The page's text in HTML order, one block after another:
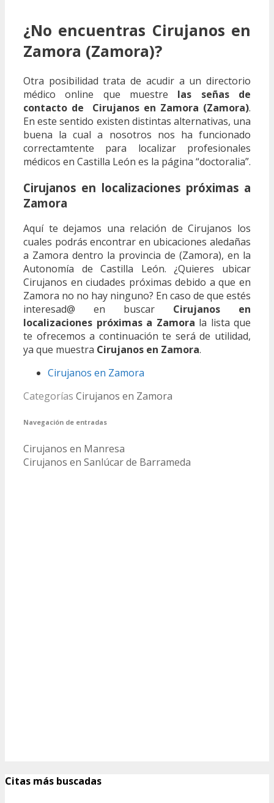
¿No encuentras Cirujanos en
Zamora (Zamora)?
Otra posibilidad trata de acudir a un directorio
médico online que muestre las señas de
contacto de Cirujanos en Zamora (Zamora).
En este sentido existen distintas alternativas, una
buena la cual a nosotros nos ha funcionado
correctamtente para localizar profesionales
médicos en Castilla León es la página “doctoralia”.
Cirujanos en localizaciones próximas a
Zamora
Aquí te dejamos una relación de Cirujanos los
cuales podrás encontrar en ubicaciones aledañas
a Zamora dentro la provincia de (Zamora), en la
Autonomía de Castilla León. ¿Quieres ubicar
Cirujanos en ciudades próximas debido a que en
Zamora no no hay ninguno? En caso de que estés
interesad@ en buscar Cirujanos en
localizaciones próximas a Zamora la lista que
te ofrecemos a continuación te será de utilidad,
ya que muestra Cirujanos en Zamora.
Cirujanos en Zamora
Categorías Cirujanos en Zamora
Navegación de entradas
Cirujanos en Manresa
Cirujanos en Sanlúcar de Barrameda
Citas más buscadas